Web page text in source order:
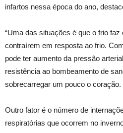
infartos nessa época do ano,
“Uma das situações é que o frio
contraírem em resposta ao frio.
pode ter aumento da pressão
resistência ao bombeamento de
sobrecarregar um pouco o
Outro fator é o número de
respiratórias que ocorrem no